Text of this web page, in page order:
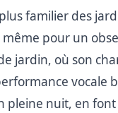
familier des
pour un
jardin, où son
vocale
nuit, en